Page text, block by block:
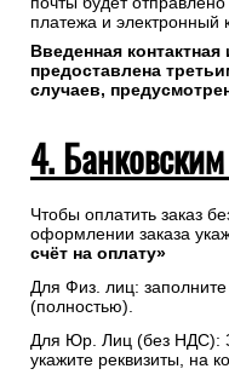
В случае если Ваш банк
безопасного
Visa или MasterCard
также может
от обслуживающего
платежа и электронный
Введенная
случаев,
4. Банковским
Чтобы оплатить заказ
оформлении заказа